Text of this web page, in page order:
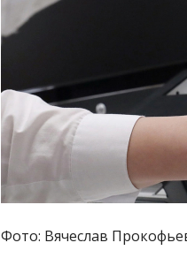
Фото: Вячеслав